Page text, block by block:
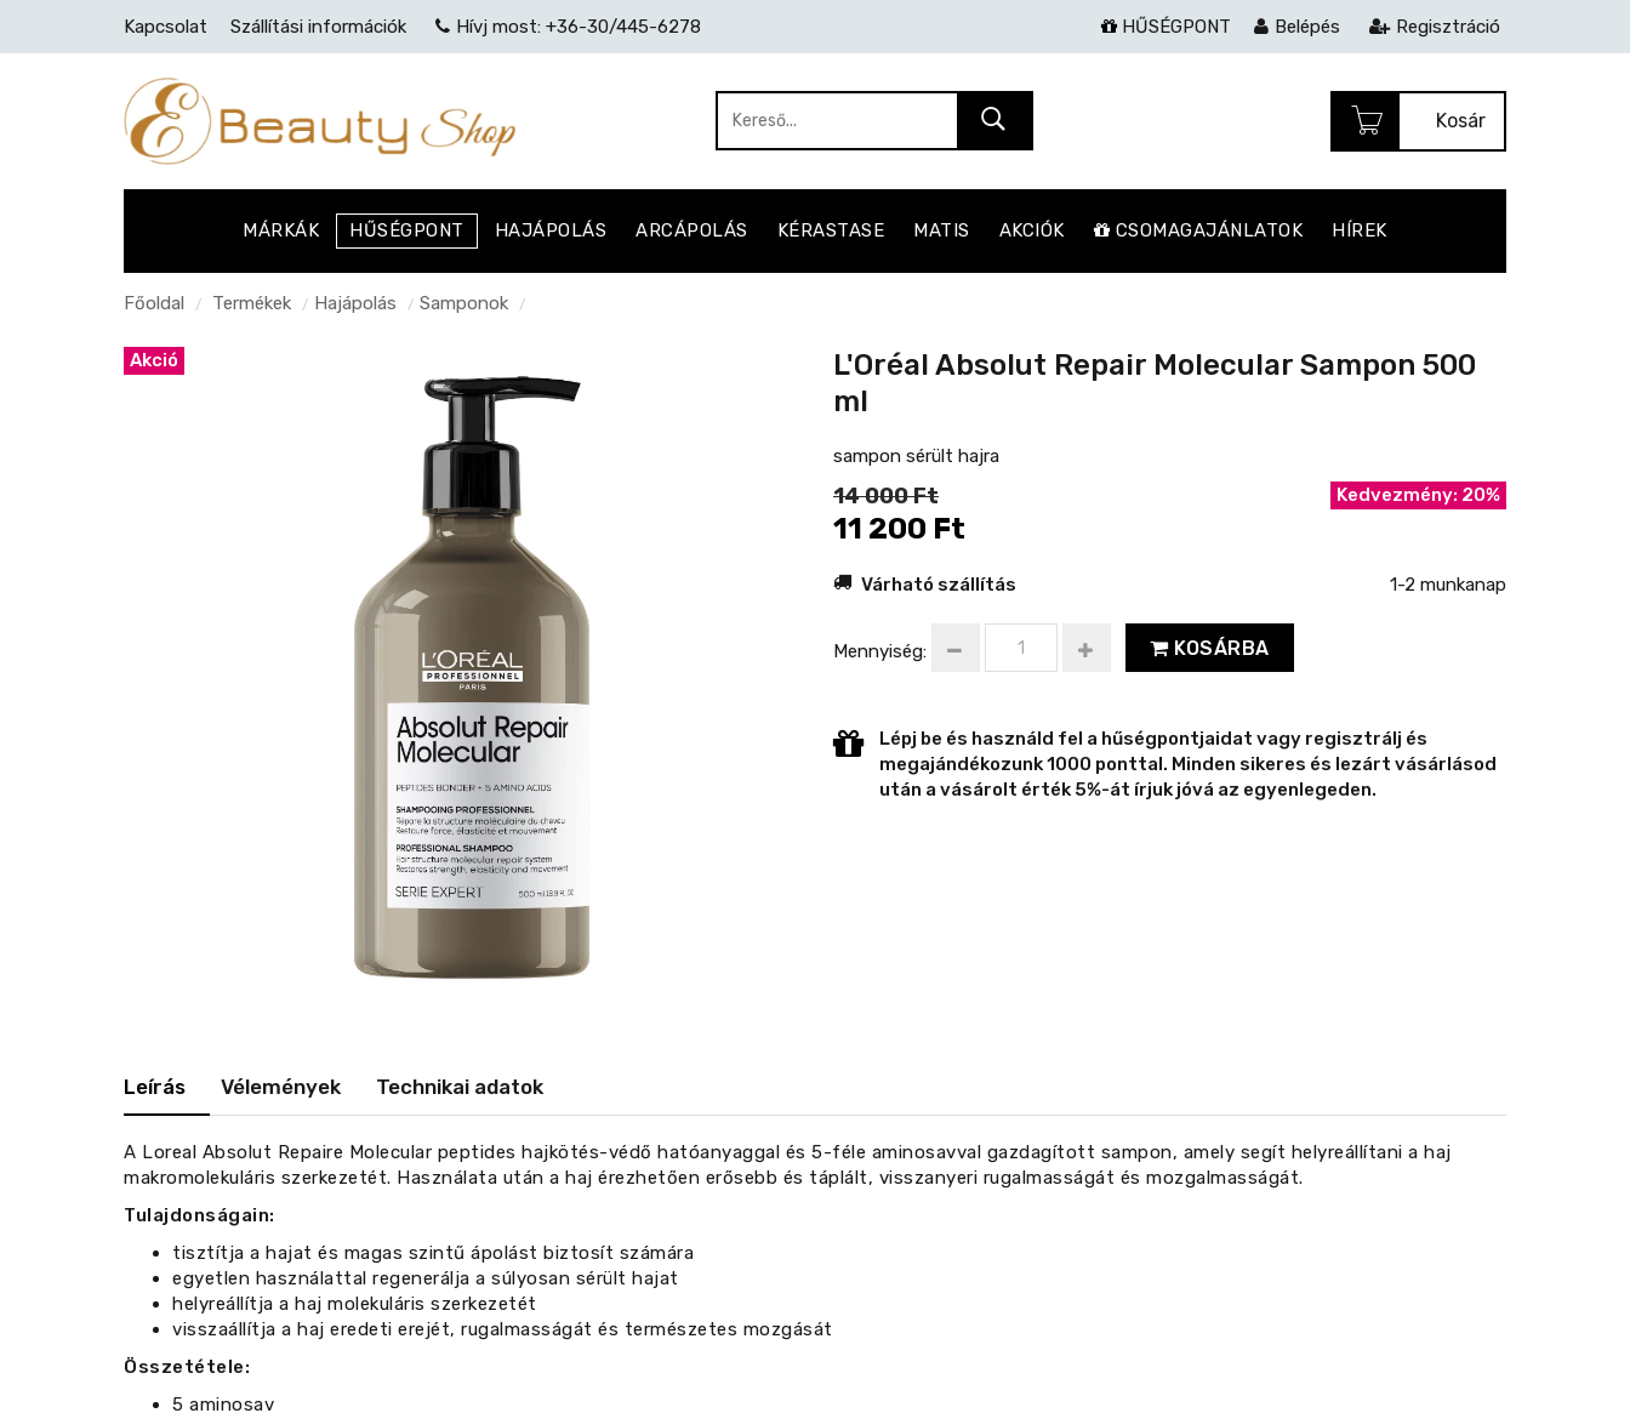
Kapcsolat Szállítási információk Hívj most: +36-30/445-6278 HŰSÉGPONT Belépés Regisztráció
Kosár
MÁRKÁK HŰSÉGPONT HAJÁPOLÁS ARCÁPOLÁS KÉRASTASE MATIS AKCIÓK CSOMAGAJÁNLATOK HÍREK
Főoldal / Termékek / Hajápolás / Samponok /
Akció
L'Oréal Absolut Repair Molecular Sampon 500
ml
sampon sérült hajra
14 000 Ft
11 200 Ft
Kedvezmény: 20%
Várható szállítás 1-2 munkanap
Mennyiség: KOSÁRBA
Lépj be és használd fel a hűségpontjaidat vagy regisztrálj és
megajándékozunk 1000 ponttal. Minden sikeres és lezárt vásárlásod
után a vásárolt érték 5%-át írjuk jóvá az egyenlegeden.
Leírás Vélemények Technikai adatok
A Loreal Absolut Repaire Molecular peptides hajkötés-védő hatóanyaggal és 5-féle aminosavval gazdagított sampon, amely segít helyreállítani a haj
makromolekuláris szerkezetét. Használata után a haj érezhetően erősebb és táplált, visszanyeri rugalmasságát és mozgalmasságát.
Tulajdonságain:
tisztítja a hajat és magas szintű ápolást biztosít számára
egyetlen használattal regenerálja a súlyosan sérült hajat
helyreállítja a haj molekuláris szerkezetét
visszaállítja a haj eredeti erejét, rugalmasságát és természetes mozgását
Összetétele:
5 aminosav